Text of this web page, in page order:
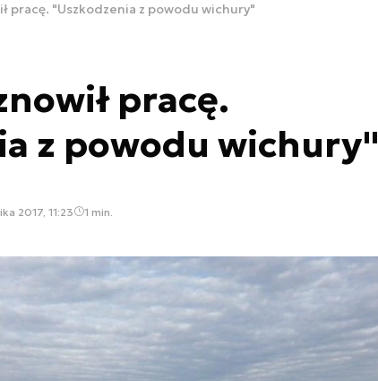
pracę. "Uszkodzenia z powodu wichury"
pracę.
z powodu wichury"
2017, 11:23 1 min.